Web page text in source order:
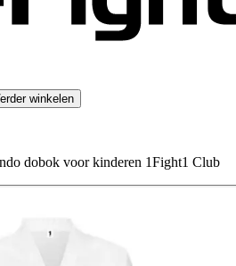
winkelen
dobok voor kinderen 1Fight1 Club